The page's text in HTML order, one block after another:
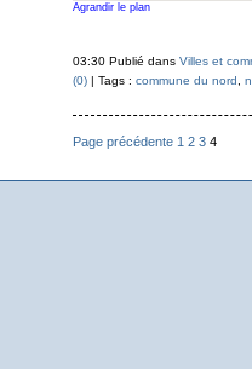
Agrandir le plan
03:30 Publié dans Villes et
(0)| Tags : commune du nord
Page précédente 1 2 3 4